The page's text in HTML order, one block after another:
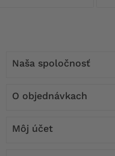
Naša spoločnosť
O objednávkach
Môj účet